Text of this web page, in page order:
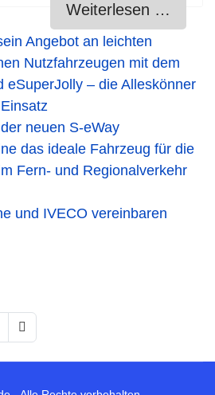
Weiterlesen …
Angebot an leichten
Nutzfahrzeugen mit dem
eSuperJolly – die Alleskönner
neuen S-eWay
das ideale Fahrzeug für die
Fern- und Regionalverkehr
und IVECO vereinbaren